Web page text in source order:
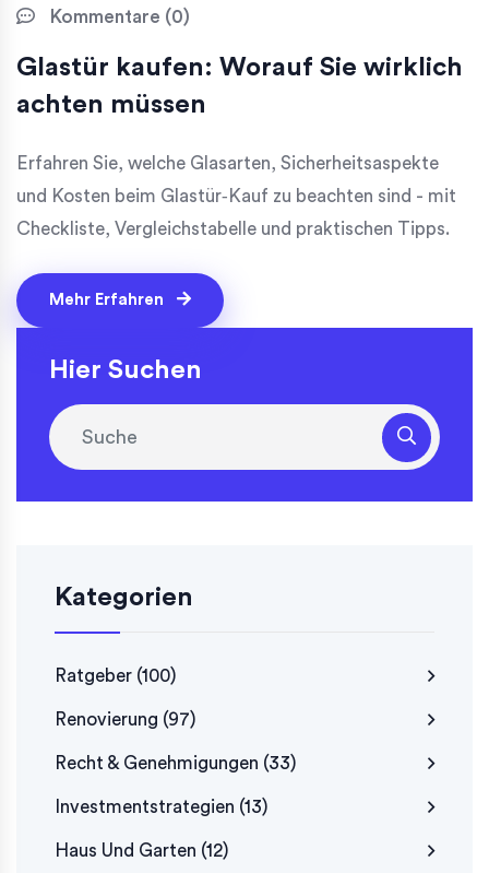
Kommentare (0)
Glastür kaufen: Worauf Sie wirklich
achten müssen
Erfahren Sie, welche Glasarten, Sicherheitsaspekte
und Kosten beim Glastür‑Kauf zu beachten sind - mit
Checkliste, Vergleichstabelle und praktischen Tipps.
Mehr Erfahren
Hier Suchen
Kategorien
Ratgeber (100)
Renovierung (97)
Recht & Genehmigungen (33)
Investmentstrategien (13)
Haus Und Garten (12)